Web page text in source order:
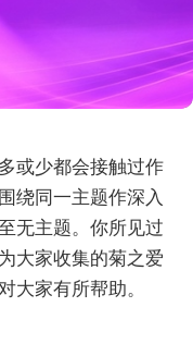
或少都会接触过作
绕同一主题作深入
无主题。你所见过
大家收集的菊之爱
大家有所帮助。